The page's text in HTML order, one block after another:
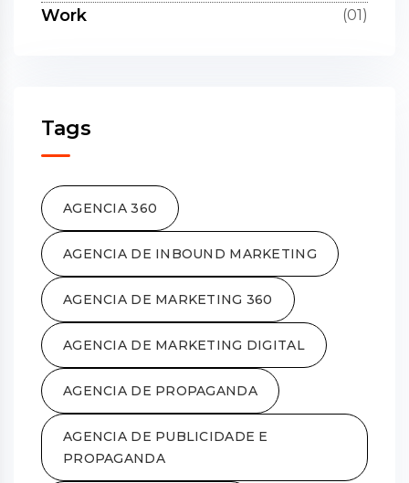
Work (01)
Tags
AGENCIA 360
AGENCIA DE INBOUND MARKETING
AGENCIA DE MARKETING 360
AGENCIA DE MARKETING DIGITAL
AGENCIA DE PROPAGANDA
AGENCIA DE PUBLICIDADE E
PROPAGANDA